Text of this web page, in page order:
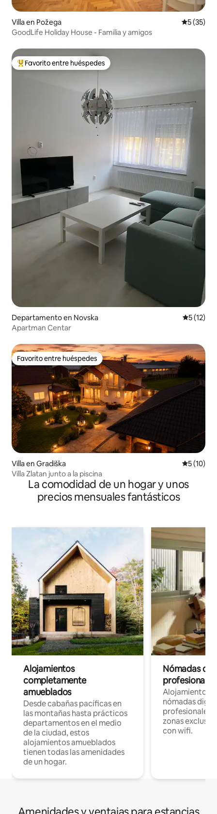
Villa en Požega
5 (35)
GoodLife Holiday House - Familia y amigos
De los mejores en Favorito entre huéspedes
Favorito entre huéspedes
Departamento en Novska
5 (12)
Apartman Centar
Favorito entre huéspedes
Favorito entre huéspedes
Villa en Gradiška
5 (10)
Villa Zlatan junto a la piscina
La comodidad de un hogar y unos
precios mensuales fantásticos
Alojamientos
completamente
amueblados
Desde cabañas pacíficas en
las montañas hasta prácticos
departamentos en el medio
de la ciudad, estos
alojamientos amueblados
tienen todas las amenidades
de un hogar.
Nómadas
Alojamientos
nómadas
profesionales
zonas
con wifi.